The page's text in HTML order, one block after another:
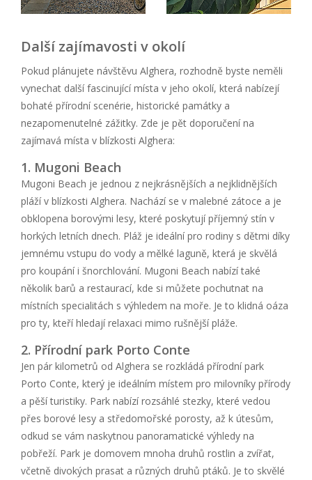
Další zajímavosti v okolí
Pokud plánujete návštěvu Alghera, rozhodně byste neměli
vynechat další fascinující místa v jeho okolí, která nabízejí
bohaté přírodní scenérie, historické památky a
nezapomenutelné zážitky. Zde je pět doporučení na
zajímavá místa v blízkosti Alghera:
1. Mugoni Beach
Mugoni Beach je jednou z nejkrásnějších a nejklidnějších
pláží v blízkosti Alghera. Nachází se v malebné zátoce a je
obklopena borovými lesy, které poskytují příjemný stín v
horkých letních dnech. Pláž je ideální pro rodiny s dětmi díky
jemnému vstupu do vody a mělké laguně, která je skvělá
pro koupání i šnorchlování. Mugoni Beach nabízí také
několik barů a restaurací, kde si můžete pochutnat na
místních specialitách s výhledem na moře. Je to klidná oáza
pro ty, kteří hledají relaxaci mimo rušnější pláže.
2. Přírodní park Porto Conte
Jen pár kilometrů od Alghera se rozkládá přírodní park
Porto Conte, který je ideálním místem pro milovníky přírody
a pěší turistiky. Park nabízí rozsáhlé stezky, které vedou
přes borové lesy a středomořské porosty, až k útesům,
odkud se vám naskytnou panoramatické výhledy na
pobřeží. Park je domovem mnoha druhů rostlin a zvířat,
včetně divokých prasat a různých druhů ptáků. Je to skvělé